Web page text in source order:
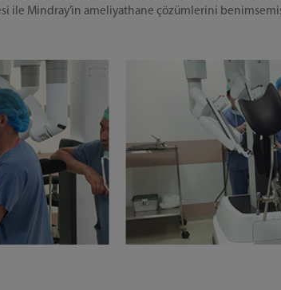
ile Mindray’in ameliyathane çözümlerini